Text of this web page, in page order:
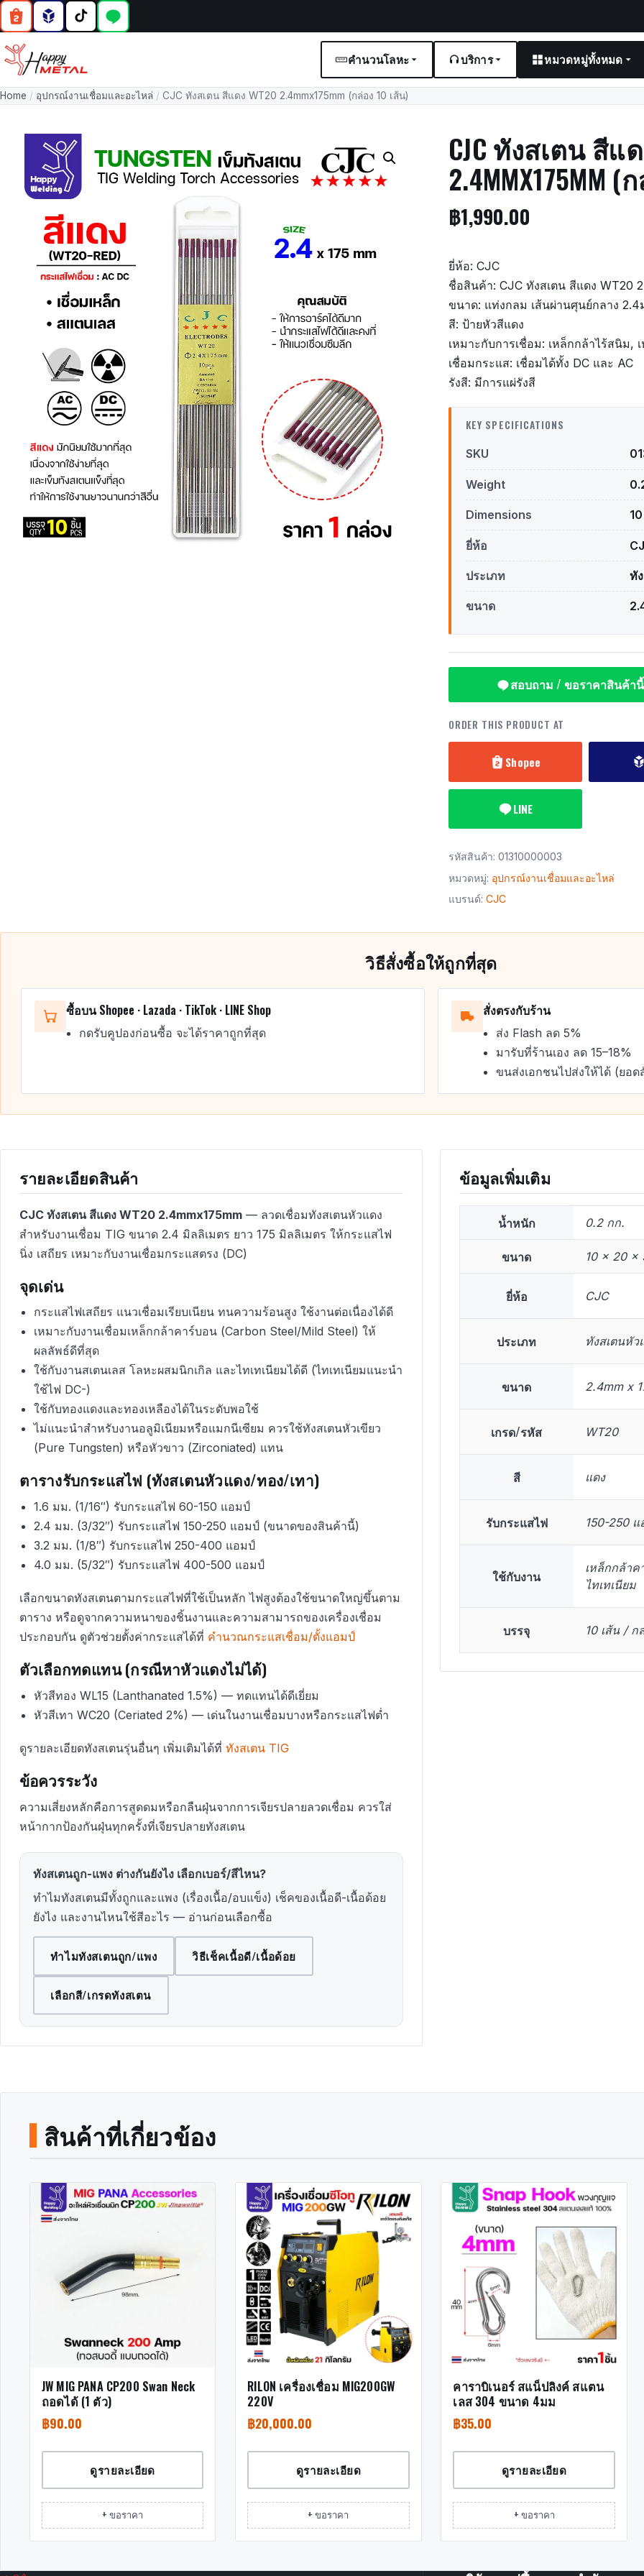
คำนวนโลหะ บริการ หมวดหมู่ทั้งหมด
Home / อุปกรณ์งานเชื่อมและอะไหล่ / CJC ทังสเตน สีแดง WT20 2.4mmx175mm (กล่อง 10 เส้น)
CJC ทังสเตน สีแ
2.4MMX175MM
฿1,990.00
ยี่ห้อ: CJC
ชื่อสินค้า: CJC ทังสเตน สีแดง WT20
ขนาด: แท่งกลม เส้นผ่านศุนย์กลาง
สี: ป้ายหัวสีแดง
เหมาะกับการเชื่อม: เหล็กกล้าไร้สนิม,
เชื่อมกระแส: เชื่อมได้ทั้ง DC และ AC
รังสี: มีการแผ่รังสี
KEY SPECIFICATIONS
SKU
Weight
Dimensions
ยี่ห้อ
ประเภท ทั
ขนาด
สอบถาม / ขอราคาสินค้านี้
ORDER THIS PRODUCT AT
Shopee
LINE
รหัสสินค้า: 01310000003
หมวดหมู่: อุปกรณ์งานเชื่อมและอะไหล่
แบรนด์: CJC
วิธีสั่งซื้อให้ถูกที่สุด
ซื้อบน Shopee · Lazada · TikTok · LINE Shop
กดรับคูปองก่อนซื้อ จะได้ราคาถูกที่สุด
สั่งตรงกับร้าน
ส่ง Flash ลด 5%
มารับที่ร้านเอง ลด 15–18%
ขนส่งเอกชนไปส่งให้ได้ (ยอ
รายละเอียดสินค้า
CJC ทังสเตน สีแดง WT20 2.4mmx175mm— ลวดเชื่อมทังสเตนหัวแดง
สำหรับงานเชื่อม TIG ขนาด 2.4 มิลลิเมตร ยาว 175 มิลลิเมตร ให้กระแสไฟ
นิ่ง เสถียร เหมาะกับงานเชื่อมกระแสตรง (DC)
จุดเด่น
กระแสไฟเสถียร แนวเชื่อมเรียบเนียน ทนความร้อนสูง ใช้งานต่อเนื่องได้ดี
เหมาะกับงานเชื่อมเหล็กกล้าคาร์บอน (Carbon Steel/Mild Steel) ให้
ผลลัพธ์ดีที่สุด
ใช้กับงานสเตนเลส โลหะผสมนิกเกิล และไทเทเนียมได้ดี (ไทเทเนียมแนะนำ
ใช้ไฟ DC-)
ใช้กับทองแดงและทองเหลืองได้ในระดับพอใช้
ไม่แนะนำสำหรับงานอลูมิเนียมหรือแมกนีเซียม ควรใช้ทังสเตนหัวเขียว
(Pure Tungsten) หรือหัวขาว (Zirconiated) แทน
ตารางรับกระแสไฟ (ทังสเตนหัวแดง/ทอง/เทา)
1.6 มม. (1/16″) รับกระแสไฟ 60-150 แอมป์
2.4 มม. (3/32″) รับกระแสไฟ 150-250 แอมป์ (ขนาดของสินค้านี้)
3.2 มม. (1/8″) รับกระแสไฟ 250-400 แอมป์
4.0 มม. (5/32″) รับกระแสไฟ 400-500 แอมป์
เลือกขนาดทังสเตนตามกระแสไฟที่ใช้เป็นหลัก ไฟสูงต้องใช้ขนาดใหญ่ขึ้นตาม
ตาราง หรือดูจากความหนาของชิ้นงานและความสามารถของเครื่องเชื่อม
ประกอบกัน ดูตัวช่วยตั้งค่ากระแสได้ที่ คำนวณกระแสเชื่อม/ตั้งแอมป์
ตัวเลือกทดแทน (กรณีหาหัวแดงไม่ได้)
หัวสีทอง WL15 (Lanthanated 1.5%) — ทดแทนได้ดีเยี่ยม
หัวสีเทา WC20 (Ceriated 2%) — เด่นในงานเชื่อมบางหรือกระแสไฟต่ำ
ดูรายละเอียดทังสเตนรุ่นอื่นๆ เพิ่มเติมได้ที่ ทังสเตน TIG
ข้อควรระวัง
ความเสี่ยงหลักคือการสูดดมหรือกลืนฝุ่นจากการเจียรปลายลวดเชื่อม ควรใส่
หน้ากากป้องกันฝุ่นทุกครั้งที่เจียรปลายทังสเตน
ทังสเตนถูก-แพง ต่างกันยังไง เลือกเบอร์/สีไหน?
ทำไมทังสเตนมีทั้งถูกและแพง (เรื่องเนื้อ/อบแข็ง) เช็คของเนื้อดี-เนื้อด้อย
ยังไง และงานไหนใช้สีอะไร — อ่านก่อนเลือกซื้อ
ทำไมทังสเตนถูก/แพง วิธีเช็คเนื้อดี/เนื้อด้อย
เลือกสี/เกรดทังสเตน
ข้อมูลเพิ่มเติม
น้ำหนัก 0.2 กก.
ขนาด 10 × 20 ×
ยี่ห้อ CJC
ประเภท ทังสเตนหัว
ขนาด 2.4mm x
เกรด/รหัส WT20
สี แดง
รับกระแสไฟ 150-250
ใช้กับงาน
เหล็กกล้าค
ไทเทเนียม
บรรจุ 10 เส้น / ก
สินค้าที่เกี่ยวข้อง
JW MIG PANA CP200 Swan Neck
ถอดได้ (1 ตัว)
฿90.00
ดูรายละเอียด
+ ขอราคา
RILON เครื่องเชื่อม MIG200GW
220V
฿20,000.00
ดูรายละเอียด
+ ขอราคา
คาราบิเนอร์ สแน็ปลิงค์ สแตน
เลส 304 ขนาด 4มม
฿35.00
ดูรายละเอียด
+ ขอราคา